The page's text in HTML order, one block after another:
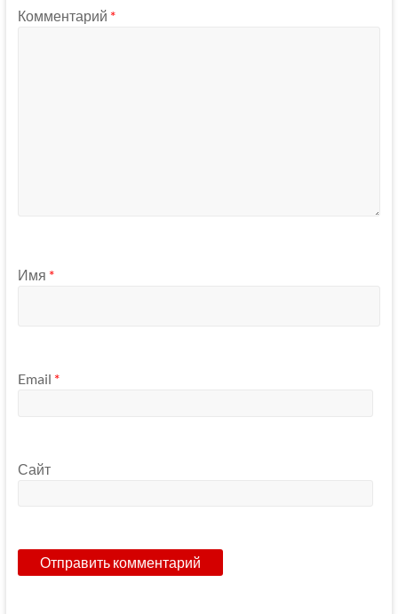
Комментарий *
Имя *
Email *
Сайт